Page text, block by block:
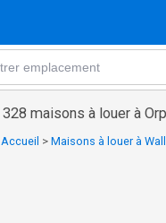
328 maisons à louer à
Accueil > Maisons à louer à